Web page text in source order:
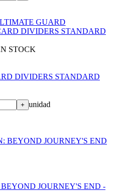
GUARD
STOCK
DIVIDERS STANDARD
+ unidad
JOURNEY'S END -